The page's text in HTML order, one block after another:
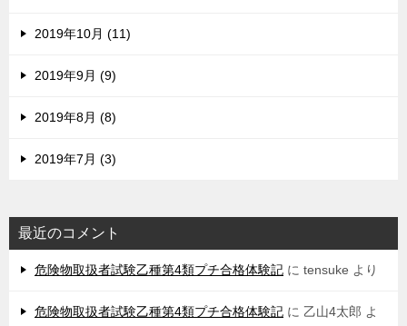
2019年10月 (11)
2019年9月 (9)
2019年8月 (8)
2019年7月 (3)
最近のコメント
危険物取扱者試験乙種第4類プチ合格体験記 に tensuke より
危険物取扱者試験乙種第4類プチ合格体験記 に 乙山4太郎 よ